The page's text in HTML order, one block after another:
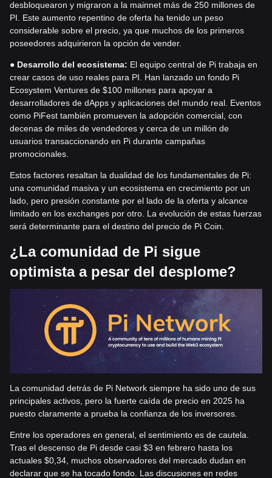
desbloquearon y migraron a la mainnet más de 250 millones de
PI. Este aumento repentino de oferta ha tenido un peso
considerable sobre el precio, ya que muchos de los primeros
poseedores adquirieron la opción de vender.
● Desarrollo del ecosistema: El equipo central de Pi trabaja en
crear casos de uso reales para PI. Han lanzado un fondo Pi
Ecosystem Ventures de $100 millones para apoyar a
desarrolladores de dApps y aplicaciones del mundo real. Eventos
como PiFest también promueven la adopción comercial, con
decenas de miles de vendedores y cerca de un millón de
usuarios transaccionando en Pi durante campañas
promocionales.
Estos factores resaltan la dualidad de los fundamentales de Pi:
una comunidad masiva y un ecosistema en crecimiento por un
lado, pero presión constante por el lado de la oferta y alcance
limitado en los exchanges por otro. La evolución de estas fuerzas
será determinante para el destino del precio de Pi Coin.
¿La comunidad de Pi sigue
optimista a pesar del desplome?
La comunidad detrás de Pi Network siempre ha sido uno de sus
principales activos, pero la fuerte caída de precio en 2025 ha
puesto claramente a prueba la confianza de los inversores.
Entre los operadores en general, el sentimiento es de cautela.
Tras el descenso de Pi desde casi $3 en febrero hasta los
actuales $0,34, muchos observadores del mercado dudan en
declarar que se ha tocado fondo. Las discusiones en redes